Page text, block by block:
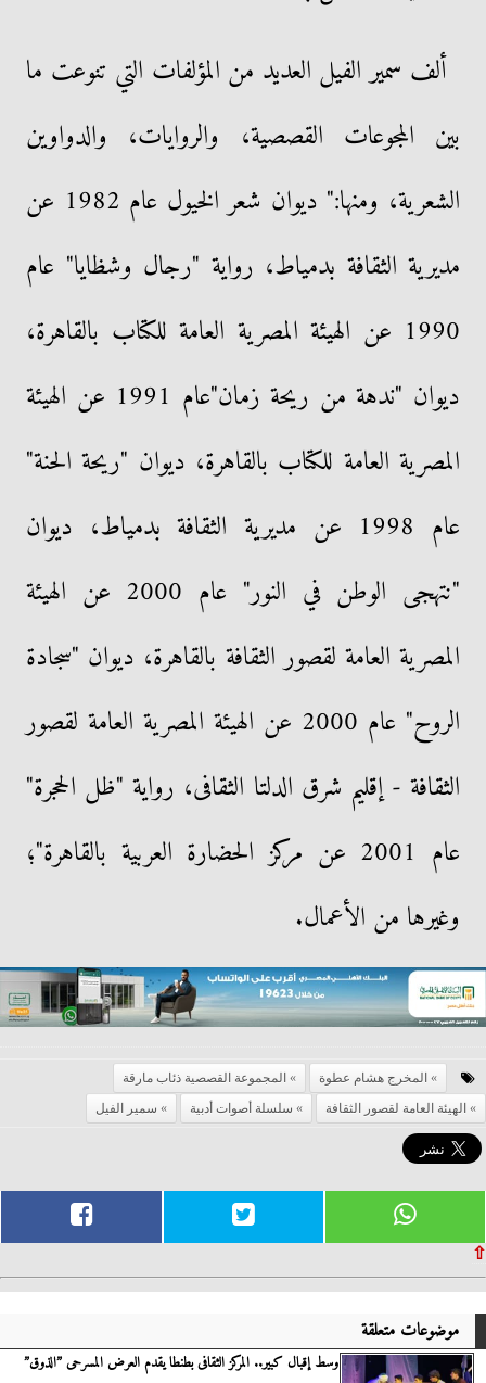
ألف سمير الفيل العديد من المؤلفات التي تنوعت ما
بين المجوعات القصصية، والروايات، والدواوين
الشعرية، ومنها:" ديوان شعر الخيول عام 1982 عن
مديرية الثقافة بدمياط، رواية "رجال وشظايا" عام
1990 عن الهيئة المصرية العامة للكتاب بالقاهرة،
ديوان "ندهة من ريحة زمان"عام 1991 عن الهيئة
المصرية العامة للكتاب بالقاهرة، ديوان "ريحة الحنة"
عام 1998 عن مديرية الثقافة بدمياط، ديوان
"نتهجى الوطن في النور" عام 2000 عن الهيئة
المصرية العامة لقصور الثقافة بالقاهرة، ديوان "سجادة
الروح" عام 2000 عن الهيئة المصرية العامة لقصور
الثقافة - إقليم شرق الدلتا الثقافى، رواية "ظل الحجرة"
عام 2001 عن مركز الحضارة العربية بالقاهرة"؛
وغيرها من الأعمال.
المخرج هشام عطوة
المجموعة القصصية ذئاب مارقة
الهيئة العامة لقصور الثقافة
سلسلة أصوات أدبية سمير الفيل
⇧
موضوعات متعلقة
وسط إقبال كبير.. المركز الثقافى بطنطا يقدم العرض المسرحى ”الذوق”